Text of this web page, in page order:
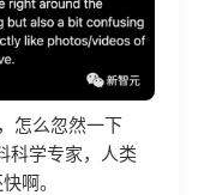
怎么忽然一下
科学专家，人类
啊。